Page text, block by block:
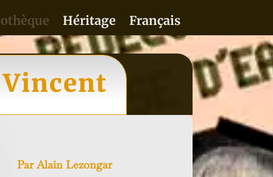
Héritage Français
ParAlain Lezongar